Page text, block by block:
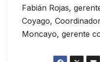
Fabián Rojas,
Coyago,
Moncayo, gerente